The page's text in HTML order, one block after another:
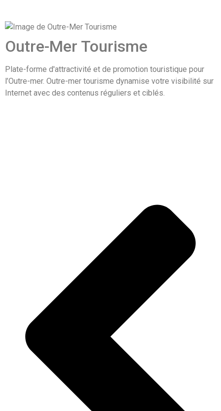
Outre-Mer Tourisme
Plate-forme d'attractivité et de promotion touristique pour
l’Outre-mer. Outre-mer tourisme dynamise votre visibilité sur
Internet avec des contenus réguliers et ciblés.